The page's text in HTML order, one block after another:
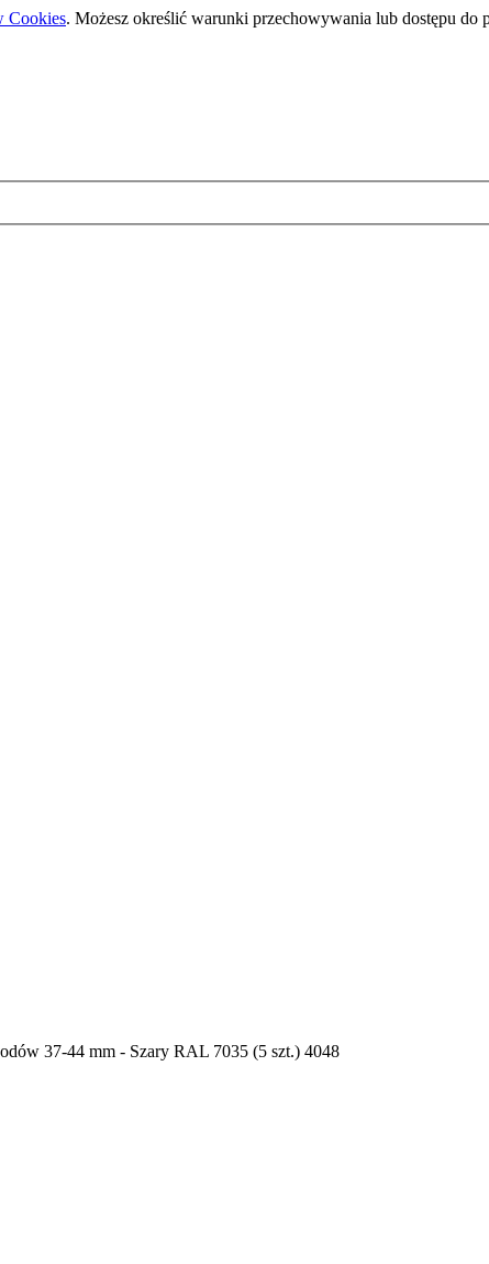
Cookies. Możesz określić warunki przechowywania lub dostępu do
37-44 mm - Szary RAL 7035 (5 szt.) 4048